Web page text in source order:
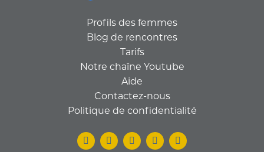
Profils des femmes
Blog de rencontres
Tarifs
Notre chaîne Youtube
Aide
Contactez-nous
Politique de confidentialité